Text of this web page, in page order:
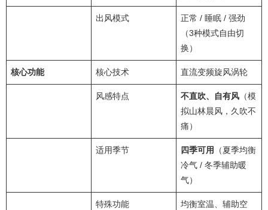
出风模式
正常 / 睡眠 / 强劲
（3种模式自由切
换）
核心功能 核心技术 直流变频旋风涡轮
风感特点 不直吹、自有风 （模
拟山林晨风，久吹不
痛）
适用季节 四季可用
（夏季均衡
冷气 / 冬季辅助暖
气）
特殊功能
均衡室温、辅助空